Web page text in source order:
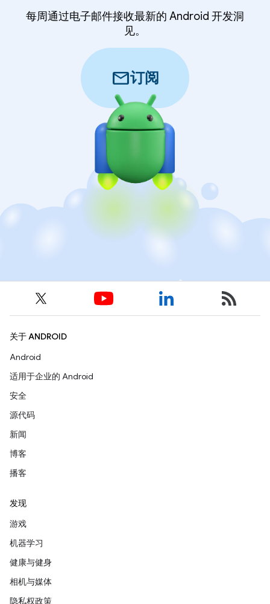
每周通过电子邮件接收最新的 Android 开发洞
见。
mail订阅
关于 ANDROID
Android
适用于企业的 Android
安全
源代码
新闻
博客
播客
发现
游戏
机器学习
健康与健身
相机与媒体
隐私权政策